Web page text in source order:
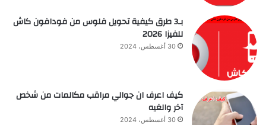
بـ3 طرق كيفية تحويل فلوس من فودافون كاش
للفيزا 2026
30 أغسطس، 2024
كيف اعرف ان جوالي مراقب مكالمات من شخص
آخر والغيه
30 أغسطس، 2024